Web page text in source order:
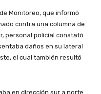
Monitoreo, que informó
contra una columna de
personal policial constató
daños en su lateral
el cual también resultó
en dirección sur a norte